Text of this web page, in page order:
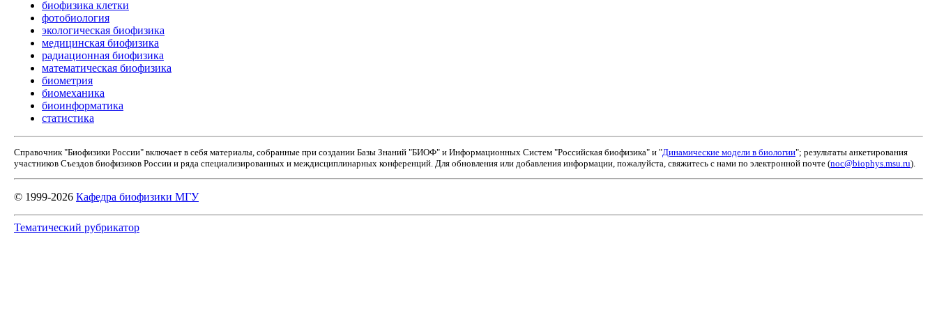
биофизика клетки
фотобиология
экологическая биофизика
медицинская биофизика
радиационная биофизика
математическая биофизика
биометрия
биомеханика
биоинформатика
статистика
Справочник "Биофизики России" включает в себя материалы, собранные при создании Базы Знаний "БИОФ" и Информационных Систем "Российская биофизика" и "Динамические модели в биологии"; результаты анкетирования
участников Съездов биофизиков России и ряда специализированных и междисциплинарных конференций. Для обновления или добавления информации, пожалуйста, свяжитесь с нами по электронной почте (noc@biophys.msu.ru).
© 1999-2026 Кафедра биофизики МГУ
Тематический рубрикатор